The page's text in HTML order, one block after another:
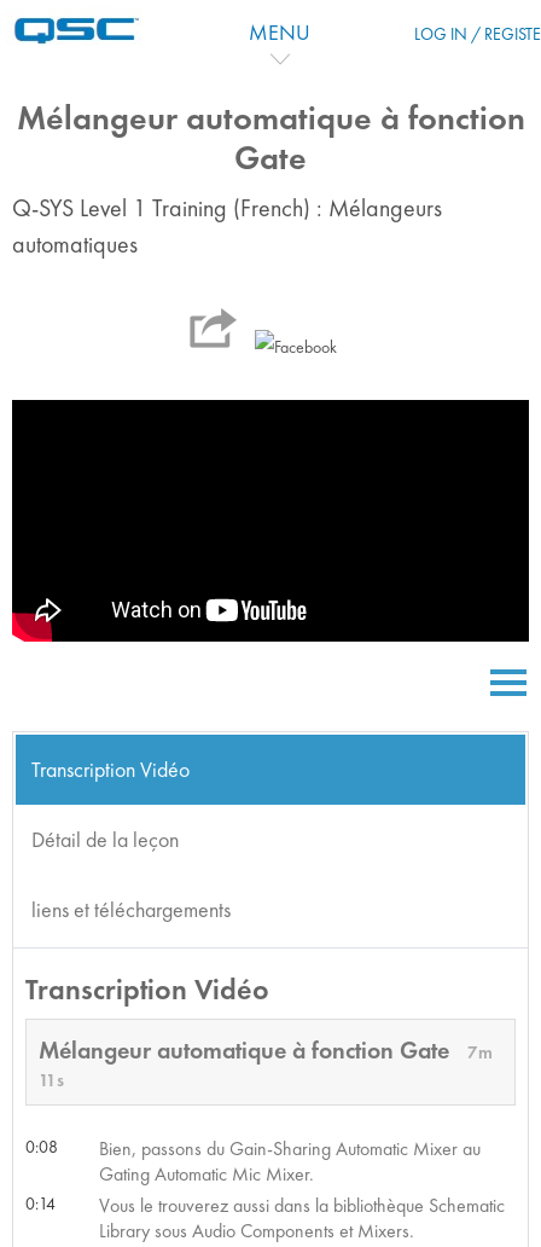
MENU LOG IN /
Mélangeur automatique à fonction
Gate
Q-SYS Level 1 Training (French) : Mélangeurs
automatiques
Transcription Vidéo
Détail de la leçon
liens et téléchargements
Transcription Vidéo
Mélangeur automatique à fonction Gate
7m
11s
0:08
Bien, passons du Gain-Sharing Automatic Mixer au
Gating Automatic Mic Mixer.
0:14
Vous le trouverez aussi dans la bibliothèque Schematic
Library sous Audio Components et Mixers.